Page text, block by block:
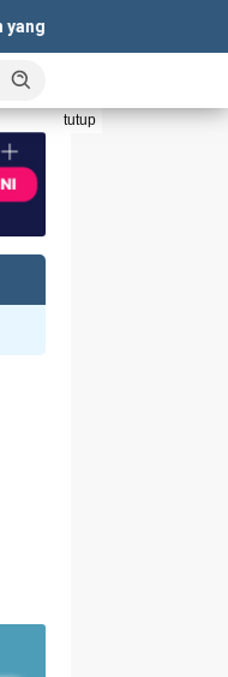
Kunjungi
tutup